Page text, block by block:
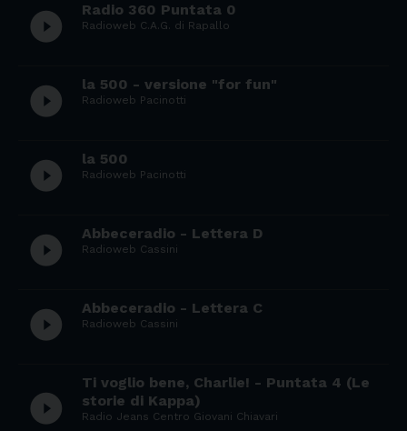
play_circle_filled Radio 360 Puntata 0
Radioweb C.A.G. di Rapallo
play_circle_filled la 500 - versione "for fun"
Radioweb Pacinotti
play_circle_filled la 500
Radioweb Pacinotti
play_circle_filled Abbeceradio - Lettera D
Radioweb Cassini
play_circle_filled Abbeceradio - Lettera C
Radioweb Cassini
play_circle_filled
Ti voglio bene, Charlie! - Puntata 4 (Le
storie di Kappa)
Radio Jeans Centro Giovani Chiavari